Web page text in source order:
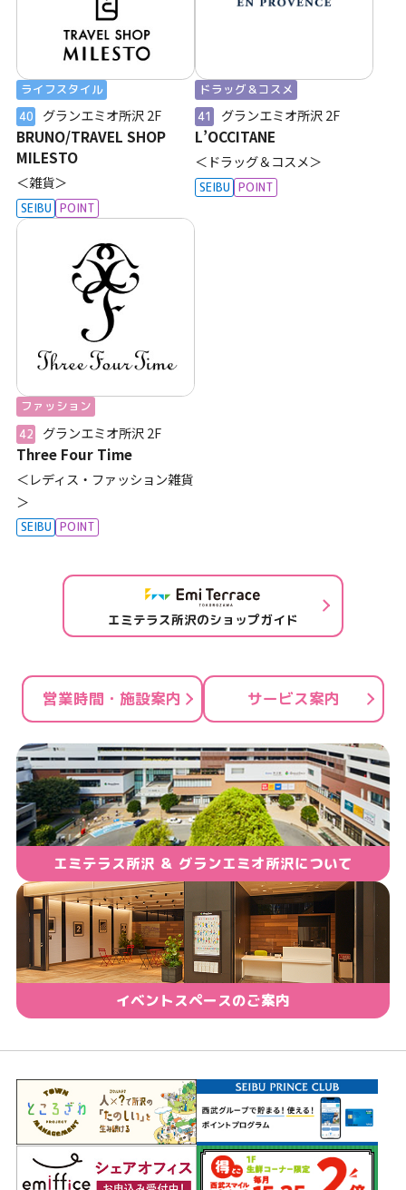
ライフスタイル
40
グランエミオ所沢2F
BRUNO/TRAVEL SHOP
MILESTO
＜雑貨＞
SEIBU POINT
ドラッグ＆コスメ
41
グランエミオ所沢2F
L’OCCITANE
＜ドラッグ＆コスメ＞
SEIBU POINT
ファッション
42
グランエミオ所沢 2F
Three Four Time
＜レディス・ファッション雑貨
＞
SEIBU POINT
エミテラス所沢のショップガイド
営業時間・施設案内 サービス案内
エミテラス所沢 ＆ グランエミオ所沢について
イベントスペースのご案内